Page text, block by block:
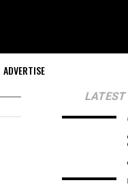
ADVERTISE
LATEST